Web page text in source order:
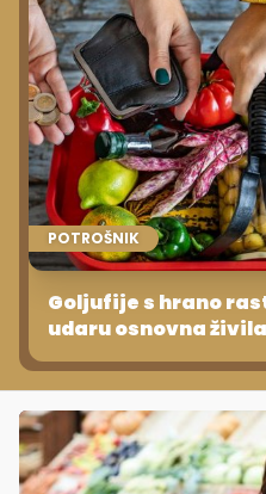
POTROŠNIK
Goljufije s hrano
udaru osnovna živila